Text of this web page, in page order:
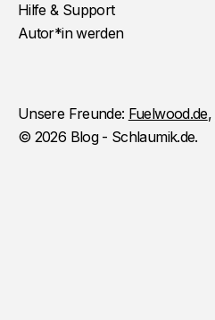
Hilfe & Support
Autor*in werden
Unsere Freunde: Fuelwood.de,
© 2026 Blog - Schlaumik.de.